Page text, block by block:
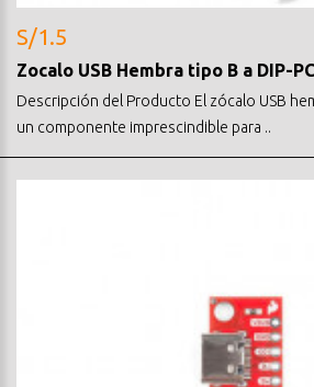
S/1.5
Zocalo USB Hembra tipo B a DIP-
Descripción del Producto El zócalo USB
un componente imprescindible para ..